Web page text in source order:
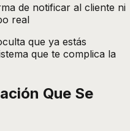
de notificar al cliente ni
real
que ya estás
que te complica la
Que Se